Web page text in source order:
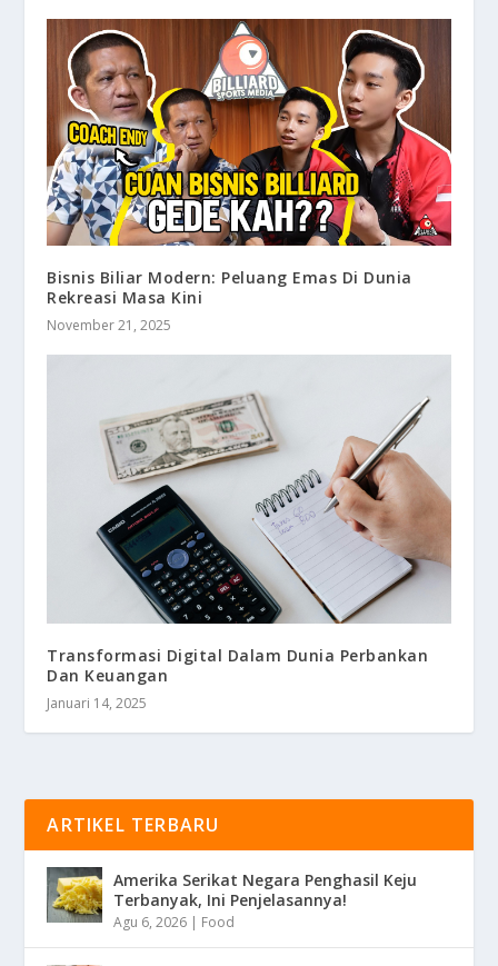
Bisnis Biliar Modern: Peluang Emas Di Dunia
Rekreasi Masa Kini
November 21, 2025
Transformasi Digital Dalam Dunia Perbankan
Dan Keuangan
Januari 14, 2025
ARTIKEL TERBARU
Amerika Serikat Negara Penghasil Keju
Terbanyak, Ini Penjelasannya!
Agu 6, 2026 | Food